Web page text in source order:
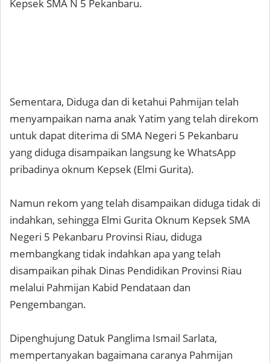
Kepsek SMA N 5 Pekanbaru.
Sementara, Diduga dan di ketahui Pahmijan telah
menyampaikan nama anak Yatim yang telah direkom
untuk dapat diterima di SMA Negeri 5 Pekanbaru
yang diduga disampaikan langsung ke WhatsApp
pribadinya oknum Kepsek (Elmi Gurita).
Namun rekom yang telah disampaikan diduga tidak di
indahkan, sehingga Elmi Gurita Oknum Kepsek SMA
Negeri 5 Pekanbaru Provinsi Riau, diduga
membangkang tidak indahkan apa yang telah
disampaikan pihak Dinas Pendidikan Provinsi Riau
melalui Pahmijan Kabid Pendataan dan
Pengembangan.
Dipenghujung Datuk Panglima Ismail Sarlata,
mempertanyakan bagaimana caranya Pahmijan